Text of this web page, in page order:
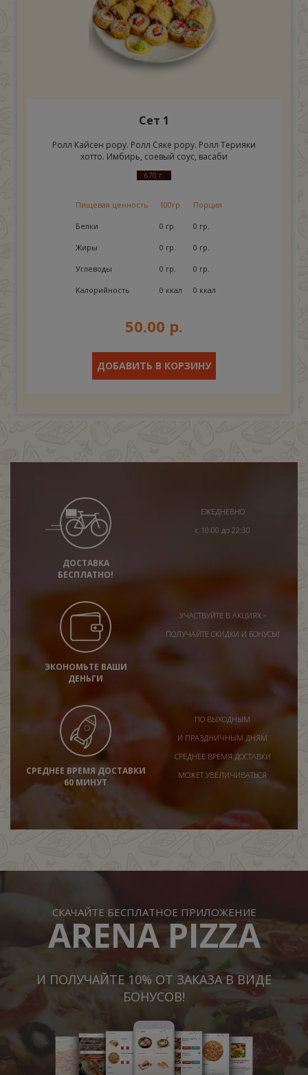
Сет 1
Ролл Кайсен рору. Ролл Сяке рору. Ролл Терияки
хотто. Имбирь, соевый соус, васаби
670 г.
Пищевая ценность 100гр. Порция
Белки 0 гр. 0 гр.
Жиры 0 гр. 0 гр.
Углеводы 0 гр. 0 гр.
Калорийность 0 ккал 0 ккал
50.00 р.
ДОБАВИТЬ В КОРЗИНУ
ДОСТАВКА
БЕСПЛАТНО!
ЕЖЕДНЕВНО
с 10:00 до 22:30
ЭКОНОМЬТЕ ВАШИ
ДЕНЬГИ
УЧАСТВУЙТЕ В АКЦИЯХ -
ПОЛУЧАЙТЕ СКИДКИ И БОНУСЫ!
СРЕДНЕЕ ВРЕМЯ ДОСТАВКИ
60 МИНУТ
ПО ВЫХОДНЫМ
И ПРАЗДНИЧНЫМ ДНЯМ
СРЕДНЕЕ ВРЕМЯ ДОСТАВКИ
МОЖЕТ УВЕЛИЧИВАТЬСЯ
СКАЧАЙТЕ БЕСПЛАТНОЕ ПРИЛОЖЕНИЕ
ARENA PIZZA
И ПОЛУЧАЙТЕ 10% ОТ ЗАКАЗА В ВИДЕ
БОНУСОВ!